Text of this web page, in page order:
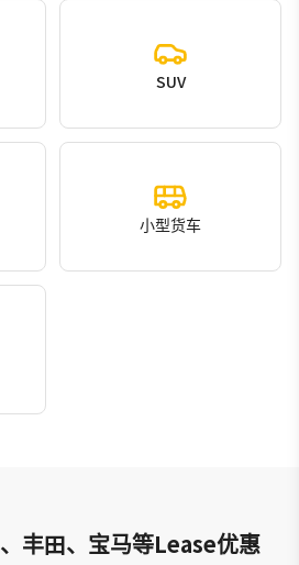
SUV
小型货车
丰田、宝马等Lease优惠